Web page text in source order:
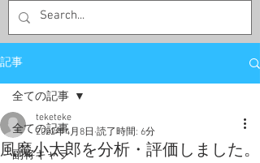
記事
全ての記事
副将キャラ
全ての記事
風魔小太郎を分析・評価しました。
teketeke
2022年4月8日 読了時間: 6分